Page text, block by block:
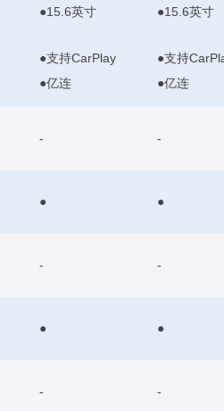
●15.6英寸 ●15.6英寸
●支持CarPlay
●亿连
●支持
●亿连
- -
● ●
- -
● ●
- -